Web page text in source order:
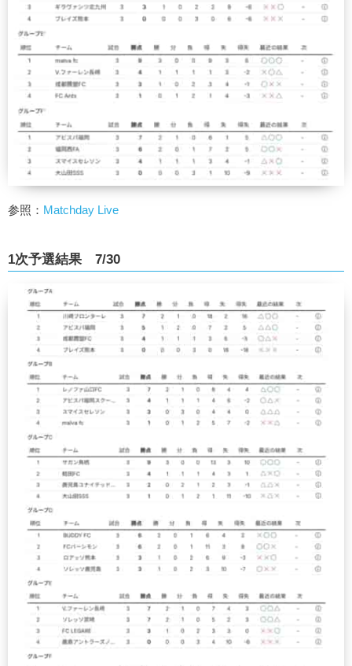
参照： Matchday Live
1次予選結果 7/30